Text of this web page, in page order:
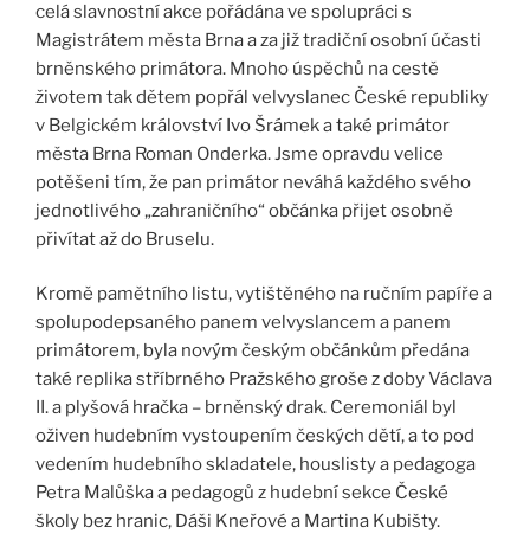
celá slavnostní akce pořádána ve spolupráci s
Magistrátem města Brna a za již tradiční osobní účasti
brněnského primátora. Mnoho úspěchů na cestě
životem tak dětem popřál velvyslanec České republiky
v Belgickém království Ivo Šrámek a také primátor
města Brna Roman Onderka. Jsme opravdu velice
potěšeni tím, že pan primátor neváhá každého svého
jednotlivého „zahraničního“ občánka přijet osobně
přivítat až do Bruselu.
Kromě pamětního listu, vytištěného na ručním papíře a
spolupodepsaného panem velvyslancem a panem
primátorem, byla novým českým občánkům předána
také replika stříbrného Pražského groše z doby Václava
II. a plyšová hračka – brněnský drak. Ceremoniál byl
oživen hudebním vystoupením českých dětí, a to pod
vedením hudebního skladatele, houslisty a pedagoga
Petra Malůška a pedagogů z hudební sekce České
školy bez hranic, Dáši Kneřové a Martina Kubišty.